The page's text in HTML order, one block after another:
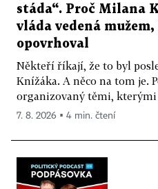
stáda“. Proč Milana
vláda vedená
opovrhoval
Někteří říkají, že to byl
Knížáka. A něco na tom je.
organizovaný těmi, kterými
7. 8. 2026 ▪ 4 min. čtení